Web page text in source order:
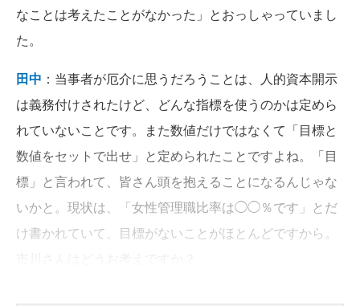
なことは考えたことがなかった」とおっしゃっていまし
た。
田中 ：当事者が厄介に思うだろうことは、人的資本開示
は義務付けされたけど、どんな指標を使うのかは定めら
れていないことです。また数値だけではなくて「目標と
数値をセットで出せ」と定められたことですよね。「目
標」と言われて、皆さん頭を抱えることになるんじゃな
いかと。現状は、「女性管理職比率は◯◯％です」とだ
け書かれていて、目標がないことがほとんどですから。